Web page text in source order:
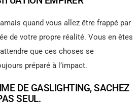
quand vous allez être frappé par
de votre propre réalité. Vous en êtes
que ces choses se
préparé à l’impact.
DE GASLIGHTING, SACHEZ
SEUL.